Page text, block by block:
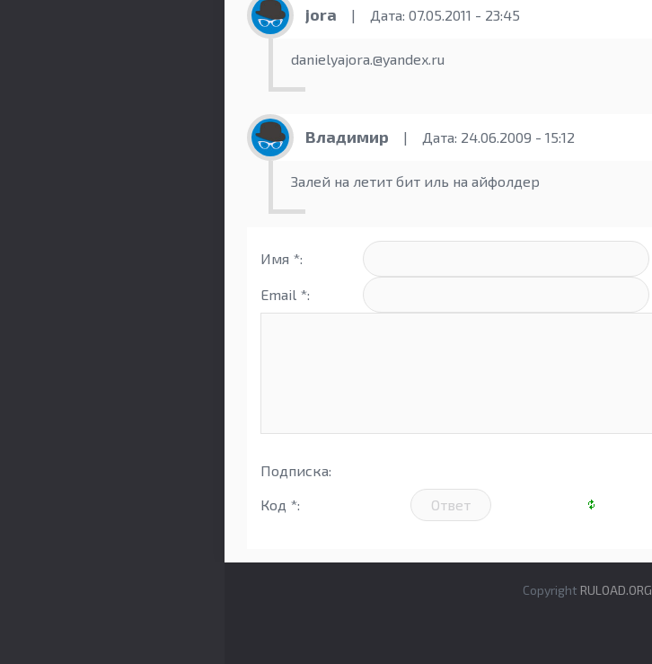
jora | Дата: 07.05.2011 - 23:45
danielyajora.@yandex.ru
Владимир | Дата: 24.06.2009 - 15:12
Залей на летит бит иль на айфолдер
Имя *:
Email *:
Подписка:
Код *:
Copyright RULOAD.ORG